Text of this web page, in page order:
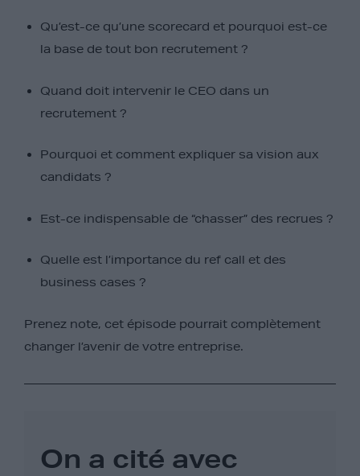
Qu’est-ce qu’une scorecard et pourquoi est-ce
la base de tout bon recrutement ?
Quand doit intervenir le CEO dans un
recrutement ?
Pourquoi et comment expliquer sa vision aux
candidats ?
Est-ce indispensable de “chasser” des recrues ?
Quelle est l’importance du ref call et des
business cases ?
Prenez note, cet épisode pourrait complètement
changer l’avenir de votre entreprise.
On a cité avec